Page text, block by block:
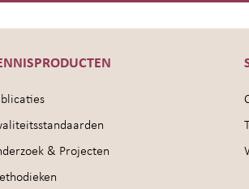
& Projecten